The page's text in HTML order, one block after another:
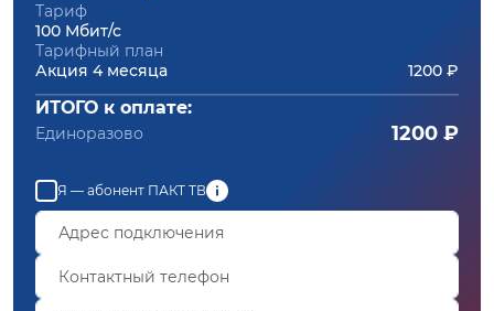
Тариф
100 Мбит/с
Тарифный план
Акция 4 месяца
1200 ₽
ИТОГО к оплате:
Единоразово 1200 ₽
Я — абонент ПАКТ ТВ